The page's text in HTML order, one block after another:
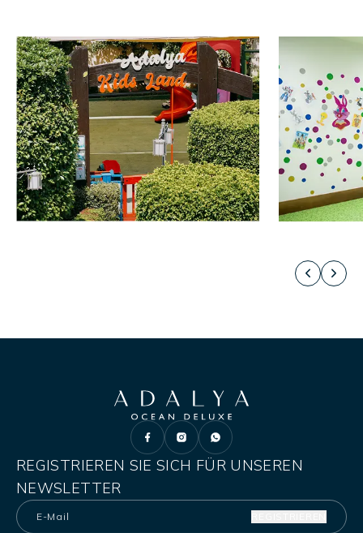
REGISTRIEREN SIE SICH FÜR UNSEREN
NEWSLETTER